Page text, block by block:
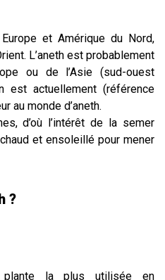
et Amérique du Nord,
L’aneth est probablement
ou de l’Asie (sud-ouest
est actuellement (référence
au monde d’aneth.
d’où l’intérêt de la semer
et ensoleillé pour mener
?
la plus utilisée en